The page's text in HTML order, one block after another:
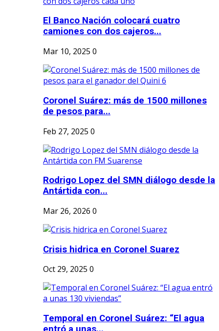
El Banco Nación colocará cuatro
camiones con dos cajeros...
Mar 10, 2025 0
Coronel Suárez: más de 1500 millones
de pesos para...
Feb 27, 2025 0
Rodrigo Lopez del SMN diálogo desde la
Antártida con...
Mar 26, 2026 0
Crisis hidrica en Coronel Suarez
Oct 29, 2025 0
Temporal en Coronel Suárez: “El agua